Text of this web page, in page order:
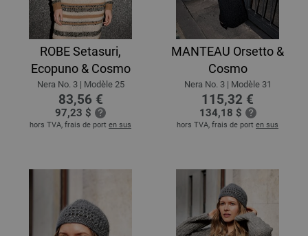
ROBE Setasuri,
Ecopuno & Cosmo
Nera No. 3 | Modèle 25
83,56 €
97,23 $
hors TVA, frais de port en sus
MANTEAU Orsetto &
Cosmo
Nera No. 3 | Modèle 31
115,32 €
134,18 $
hors TVA, frais de port en sus